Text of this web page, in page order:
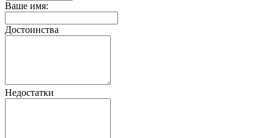
Ваше имя:
Достоинства
Недостатки